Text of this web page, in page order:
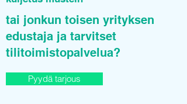
tai jonkun toisen yrityksen
edustaja ja tarvitset
tilitoimistopalvelua?
Pyydä tarjous